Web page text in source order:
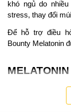
khó ngủ do
stress, thay đổi
Để hỗ trợ điều
Bounty Melatonin
là
người bị mất ngủ